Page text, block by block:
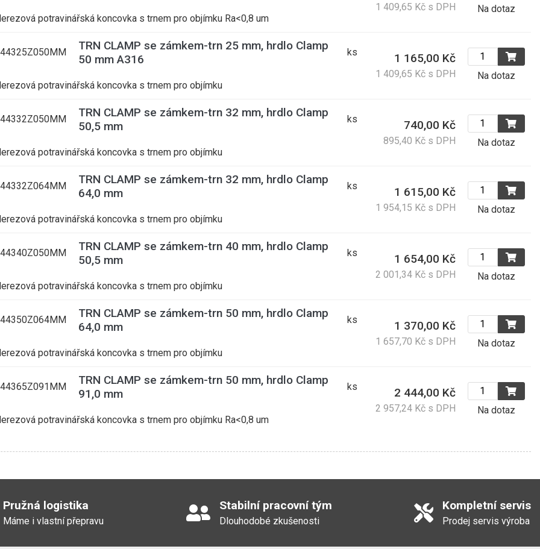
1 409,65 Kč s DPH
Na dotaz
potravinářská koncovka s trnem pro objímku Ra<0,8 um
TRN CLAMP se zámkem-trn 25 mm, hrdlo Clamp
50 mm A316
ks 1 165,00 Kč
1 409,65 Kč s DPH
Na dotaz
potravinářská koncovka s trnem pro objímku
TRN CLAMP se zámkem-trn 32 mm, hrdlo Clamp
50,5 mm
ks 740,00 Kč
895,40 Kč s DPH
Na dotaz
potravinářská koncovka s trnem pro objímku
TRN CLAMP se zámkem-trn 32 mm, hrdlo Clamp
64,0 mm
ks 1 615,00 Kč
1 954,15 Kč s DPH
Na dotaz
potravinářská koncovka s trnem pro objímku
TRN CLAMP se zámkem-trn 40 mm, hrdlo Clamp
50,5 mm
ks 1 654,00 Kč
2 001,34 Kč s DPH
Na dotaz
potravinářská koncovka s trnem pro objímku
TRN CLAMP se zámkem-trn 50 mm, hrdlo Clamp
64,0 mm
ks 1 370,00 Kč
1 657,70 Kč s DPH
Na dotaz
potravinářská koncovka s trnem pro objímku
TRN CLAMP se zámkem-trn 50 mm, hrdlo Clamp
91,0 mm
ks 2 444,00 Kč
2 957,24 Kč s DPH
Na dotaz
potravinářská koncovka s trnem pro objímku Ra<0,8 um
Pružná logistika
Máme i vlastní přepravu
Stabilní pracovní tým
Dlouhodobé zkušenosti
Kompletní servis
Prodej servis výroba